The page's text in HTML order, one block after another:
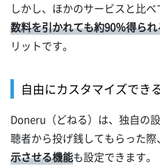
しかし、ほかのサービスと比べ
数料を引かれても約90％得られ
リットです。
自由にカスタマイズでき
Doneru（どねる）は、独自の
聴者から投げ銭してもらった
示させる機能も設定できます。